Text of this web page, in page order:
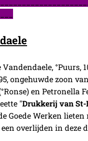
°Puurs,
ongehuwde zoon
en Petronella
"Drukkerij van St-
Goede Werken lieten
overlijden in deze